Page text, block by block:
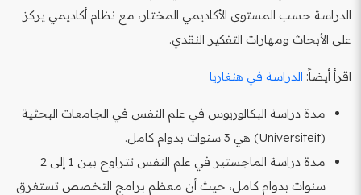
الدراسة حسب المستوى الأكاديمي المختار، مع نظام أكاديمي يركز
على الأبحاث ومهارات التفكير النقدي.
اقرأ أيضاً: الدراسة في هنغاريا
مدة دراسة البكالوريوس في علم النفس في الجامعات البحثية
(Universiteit) هي 3 سنوات بدوام كامل.
مدة دراسة الماجستير في علم النفس تتراوح بين 1 إلى 2
سنوات بدوام كامل، حيث أن معظم برامج التخصص تستغرق